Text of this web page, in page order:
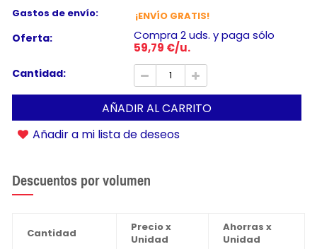
Gastos de envío:
¡ENVÍO GRATIS!
Oferta:
Compra 2 uds. y paga sólo
59,79 €/u.
Cantidad:
AÑADIR AL CARRITO
Añadir a mi lista de deseos
Descuentos por volumen
Cantidad
Precio x
Unidad
Ahorras x
Unidad